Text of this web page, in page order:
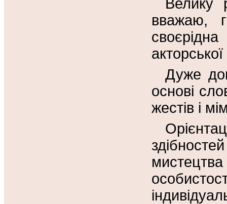
Велику
вважаю,
Дуже
основі
жестів і